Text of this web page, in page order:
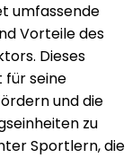
umfassende
Vorteile des
Dieses
für seine
und die
zu
Sportlern, die